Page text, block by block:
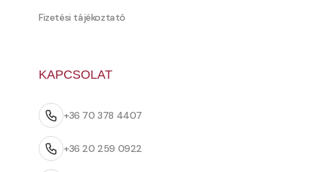
Fizetési tájékoztató
KAPCSOLAT
+36 70 378 4407
+36 20 259 0922